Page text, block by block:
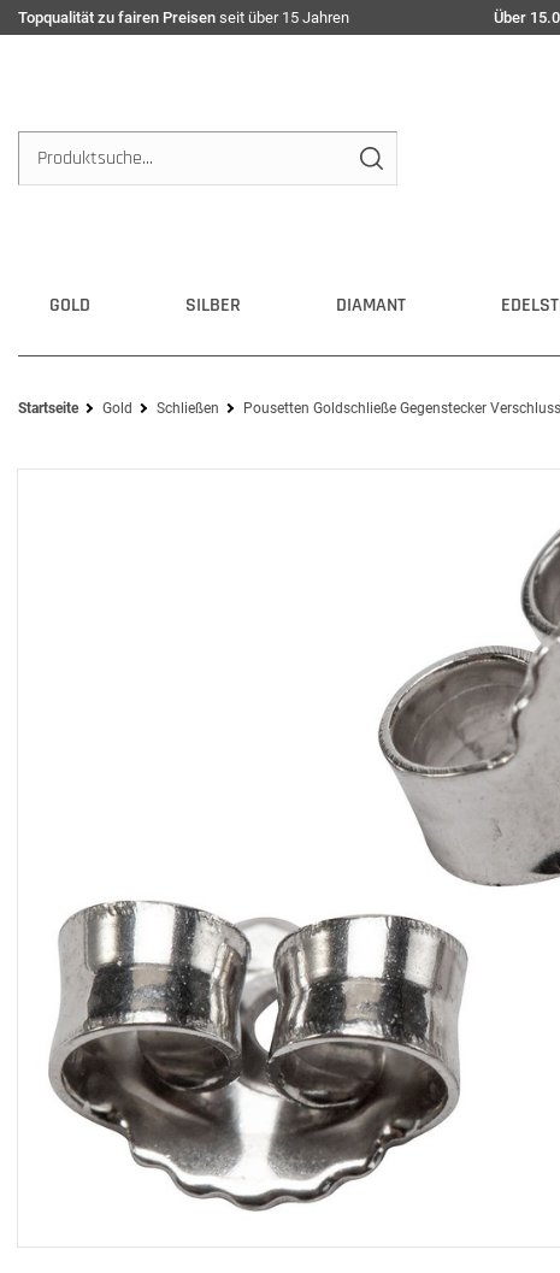
Topqualität zu fairen Preisen seit über 15 Jahren Über
GOLD SILBER DIAMANT
Startseite Gold Schließen Pousetten Goldschließe Gegenstecker